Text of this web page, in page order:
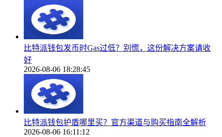
比特派钱包发币时Gas过低？别慌，这份解决方案请收
好
2026-08-06 18:28:45
比特派钱包护盾哪里买？官方渠道与购买指南全解析
2026-08-06 16:11:12